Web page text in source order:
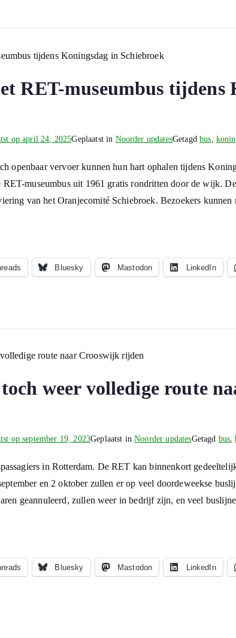
RET-museumbus tijdens
opapril 24, 2025Geplaatst in Noorder updatesGetagdbus
openbaar vervoer kunnen hun hart ophalen tijdens
museumbus uit 1961 gratis rondritten door de wijk.
van het Oranjecomité Schiebroek. Bezoekers
Bluesky Mastodon LinkedIn
weer volledige route
opseptember 19, 2023Geplaatst inNoorder updatesGetagd bus ,
in Rotterdam. De RET kan binnenkort
en 2 oktober zullen er op veel doordeweekse
geannuleerd, zullen weer in bedrijf zijn, en veel
Bluesky Mastodon LinkedIn